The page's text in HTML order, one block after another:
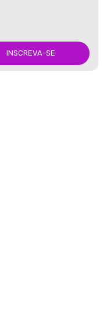
INSCREVA-SE